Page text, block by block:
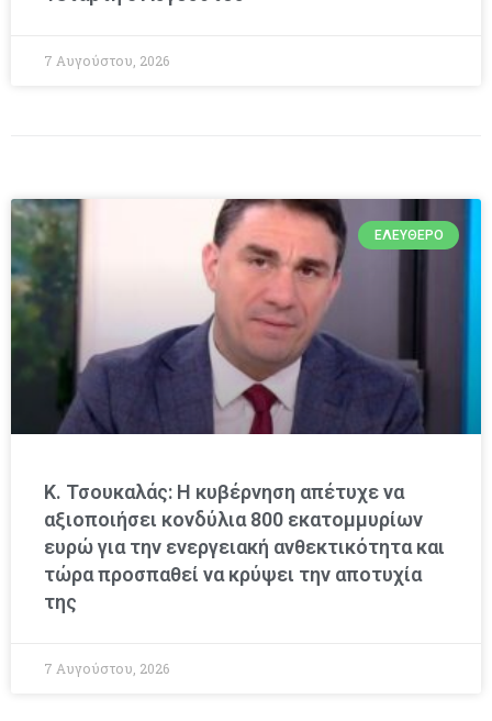
7 Αυγούστου, 2026
ΕΛΕΎΘΕΡΟ
Κ. Τσουκαλάς: Η κυβέρνηση απέτυχε να
αξιοποιήσει κονδύλια 800 εκατομμυρίων
ευρώ για την ενεργειακή ανθεκτικότητα και
τώρα προσπαθεί να κρύψει την αποτυχία
της
7 Αυγούστου, 2026